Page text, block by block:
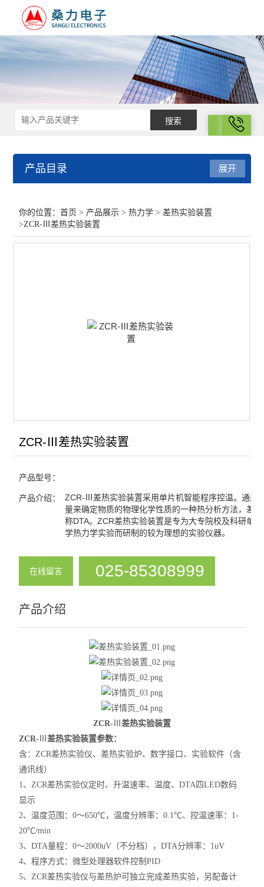
拨号
产品目录
差示扫描量热仪
双液系沸点测定仪
中和热实验装置
凝固点实验装置
展开
你的位置：首页 > 产品展示 >热力学 >差热实验装置
>ZCR-Ⅲ差热实验装置
ZCR-Ⅲ差热实验装置
产品型号：
产品介绍：
ZCR-Ⅲ差热实验装置采用单片机智能程序控温。通过
量来确定物质的物理化学性质的一种热分析方法，差
称DTA。ZCR差热实验装置是专为大专院校及科研单
学热力学实验而研制的较为理想的实验仪器。
在线留言 025-85308999
产品介绍
ZCR-
差热实验装置
ZCR- Ⅲ差热实验装置参数：
含：ZCR差热实验仪、差热实验炉、数字接口、实验软件（含
通讯线）
1、ZCR差热实验仪定时、升温速率、温度、DTA四LED数码
显示
2、温度范围：0～650℃，温度分辨率：0.1℃、控温速率：1-
20℃/min
3、DTA量程：0～2000uV（不分档），DTA分辨率：1uV
4、程序方式：微型处理器软件控制PID
5、ZCR差热实验仪与差热炉可独立完成差热实验，另配备计